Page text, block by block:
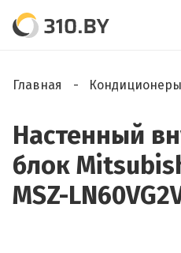
Главная Кондиционеры
Настенный
блок
MSZ-